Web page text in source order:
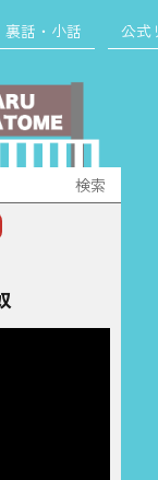
裏話・小話 公式